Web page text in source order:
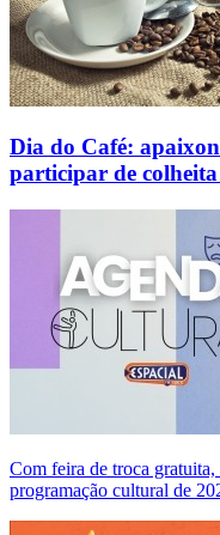
Dia do Café:
participar de
Com feira de troca
programação cultural de